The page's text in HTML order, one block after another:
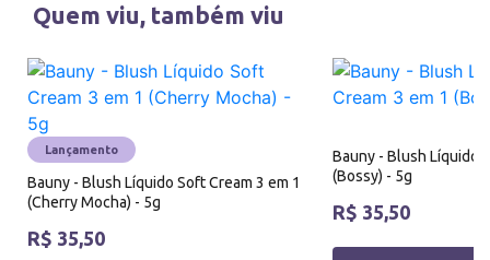
Quem viu, também viu
Lançamento
Bauny - Blush Líquido Soft Cream 3 em 1
(Cherry Mocha) - 5g
R$ 35,50
Bauny - Blush Líquido
(Bossy) - 5g
R$ 35,50